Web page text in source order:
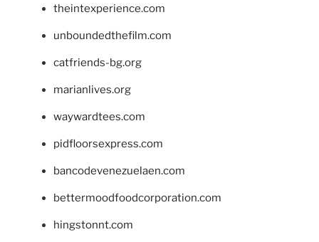
theintexperience.com
unboundedthefilm.com
catfriends-bg.org
marianlives.org
waywardtees.com
pidfloorsexpress.com
bancodevenezuelaen.com
bettermoodfoodcorporation.com
hingstonnt.com